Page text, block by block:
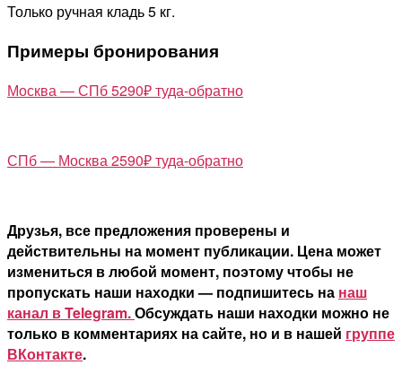
Только ручная кладь 5 кг.
Примеры бронирования
Москва — СПб 5290₽ туда-обратно
СПб — Москва 2590₽ туда-обратно
Друзья, все предложения проверены и
действительны на момент публикации. Цена может
измениться в любой момент, поэтому чтобы не
пропускать наши находки — подпишитесь на наш
канал в Telegram.Обсуждать наши находки можно не
только в комментариях на сайте, но и в нашей группе
ВКонтакте.